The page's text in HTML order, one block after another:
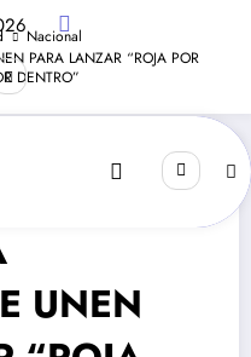
Nacional
PARA LANZAR “ROJA POR
DENTRO”
UNEN